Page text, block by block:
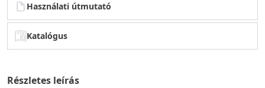
Használati útmutató
Katalógus
Részletes leírás